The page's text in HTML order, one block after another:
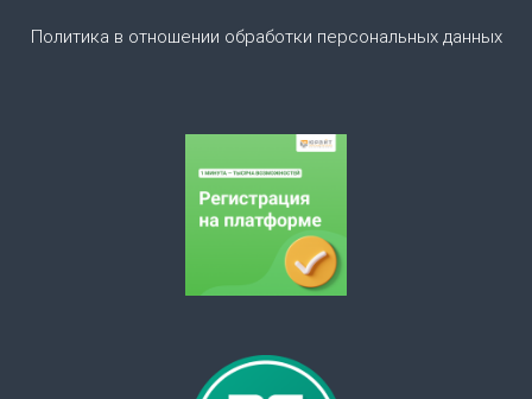
Политика в отношении обработки персональных данных